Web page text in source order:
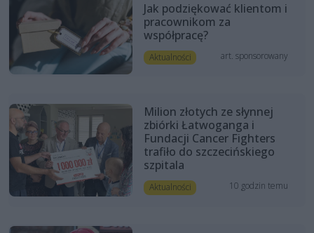
Jak podziękować klientom i
pracownikom za
współpracę?
Aktualności art. sponsorowany
Milion złotych ze słynnej
zbiórki Łatwoganga i
Fundacji Cancer Fighters
trafiło do szczecińskiego
szpitala
Aktualności 10 godzin temu